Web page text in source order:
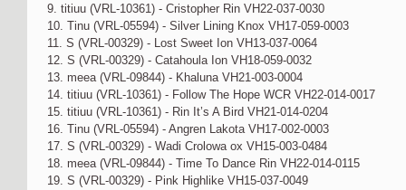
9. titiuu (VRL-10361) - Cristopher Rin VH22-037-0030
10. Tinu (VRL-05594) - Silver Lining Knox VH17-059-0003
11. S (VRL-00329) - Lost Sweet Ion VH13-037-0064
12. S (VRL-00329) - Catahoula Ion VH18-059-0032
13. meea (VRL-09844) - Khaluna VH21-003-0004
14. titiuu (VRL-10361) - Follow The Hope WCR VH22-014-0017
15. titiuu (VRL-10361) - Rin It’s A Bird VH21-014-0204
16. Tinu (VRL-05594) - Angren Lakota VH17-002-0003
17. S (VRL-00329) - Wadi Crolowa ox VH15-003-0484
18. meea (VRL-09844) - Time To Dance Rin VH22-014-0115
19. S (VRL-00329) - Pink Highlike VH15-037-0049